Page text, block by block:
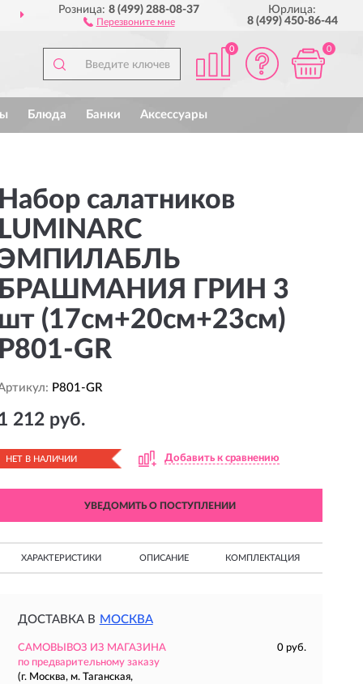
ДОСТАВИМ ПО ВСЕЙ РОССИИ
Розница:8 (499) 288-08-37
Перезвоните мне
Юрлица:
8 (499) 450-86-44
0 0
Блюда Банки Аксессуары
салатников
ГРИН 3
(17см+20см+23см)
GR
P801-GR
212 руб.
НЕТ В НАЛИЧИИ Добавить к сравнению
УВЕДОМИТЬ О ПОСТУПЛЕНИИ
ХАРАКТЕРИСТИКИ ОПИСАНИЕ КОМПЛЕКТАЦИЯ
ДОСТАВКА В МОСКВА
САМОВЫВОЗ ИЗ МАГАЗИНА
0 руб.
по предварительному заказу
(г. Москва, м. Таганская,